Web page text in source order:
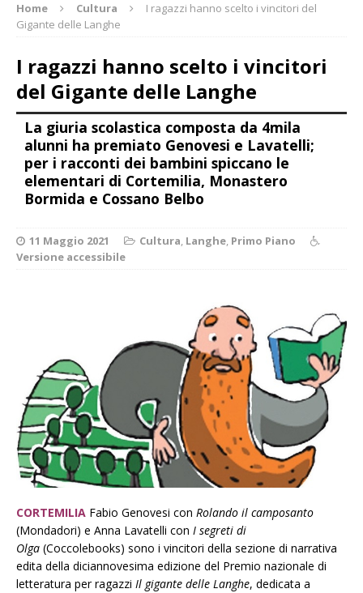
Home Cultura
I ragazzi hanno scelto i vincitori del
Gigante delle Langhe
I ragazzi hanno scelto i vincitori
del Gigante delle Langhe
La giuria scolastica composta da 4mila
alunni ha premiato Genovesi e Lavatelli;
per i racconti dei bambini spiccano le
elementari di Cortemilia, Monastero
Bormida e Cossano Belbo
11 Maggio 2021 Cultura, Langhe, Primo Piano
Versione accessibile
CORTEMILIA Fabio Genovesi con Rolando il camposanto
(Mondadori) e Anna Lavatelli con I segreti di
Olga (Coccolebooks) sono i vincitori della sezione di narrativa
edita della diciannovesima edizione del Premio nazionale di
letteratura per ragazzi Il gigante delle Langhe, dedicata a